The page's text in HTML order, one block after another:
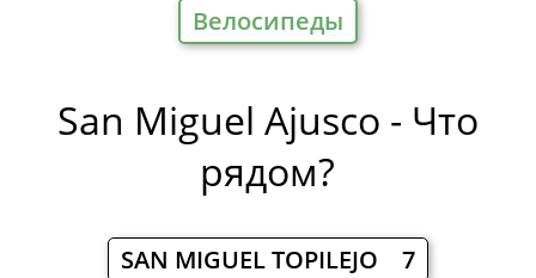
Велосипеды
San Miguel Ajusco - Что
рядом?
SAN MIGUEL TOPILEJO 7